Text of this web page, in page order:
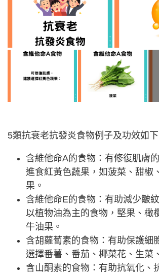
5類抗衰老抗發炎食物例子及功效如下
含維他命A的食物：有修復肌膚
進食紅黃色蔬果，如菠菜、甜椒
果。
含維他命E的食物：有助減少皺
以植物油為主的食物，堅果、橄
牛油果。
含胡蘿蔔素的食物：有助保護細
選擇番薯、番茄、椰菜花、生菜
含山酮素的食物：有助抗氧化、